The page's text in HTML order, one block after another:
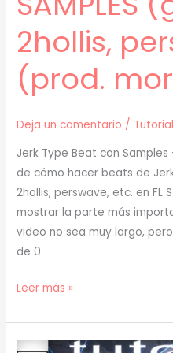
2hollis,
(prod.
Deja un comentario /
Jerk Type Beat con Samples
de cómo hacer beats de
2hollis, perswave, etc. en FL
mostrar la parte más
video no sea muy largo,
de 0
[
]
Cómo
Leer más »